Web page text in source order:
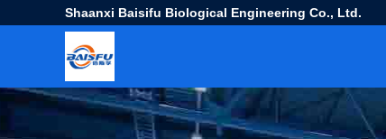
Shaanxi Baisifu Biological Engineering Co., Ltd.